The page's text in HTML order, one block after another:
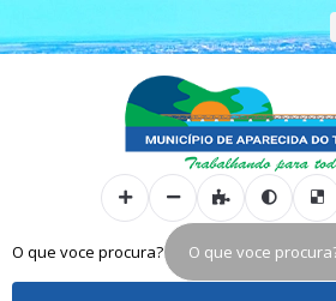
O que voce procura?